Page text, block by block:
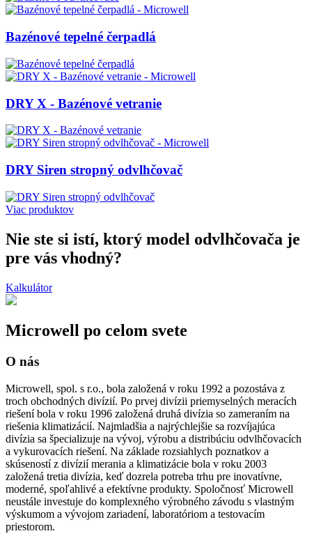
Bazénové tepelné čerpadlá
DRY X - Bazénové vetranie
DRY Siren stropný odvlhčovač
Viac produktov
Nie ste si istí, ktorý model odvlhčovača je
pre vás vhodný?
Kalkulátor
Microwell po celom svete
O nás
Microwell, spol. s r.o., bola založená v roku 1992 a pozostáva z
troch obchodných divízií. Po prvej divízii priemyselných meracích
riešení bola v roku 1996 založená druhá divízia so zameraním na
riešenia klimatizácií. Najmladšia a najrýchlejšie sa rozvíjajúca
divízia sa špecializuje na vývoj, výrobu a distribúciu odvlhčovacích
a vykurovacích riešení. Na základe rozsiahlych poznatkov a
skúseností z divízií merania a klimatizácie bola v roku 2003
založená tretia divízia, keď dozrela potreba trhu pre inovatívne,
moderné, spoľahlivé a efektívne produkty. Spoločnosť Microwell
neustále investuje do komplexného výrobného závodu s vlastným
výskumom a vývojom zariadení, laboratóriom a testovacím
priestorom.